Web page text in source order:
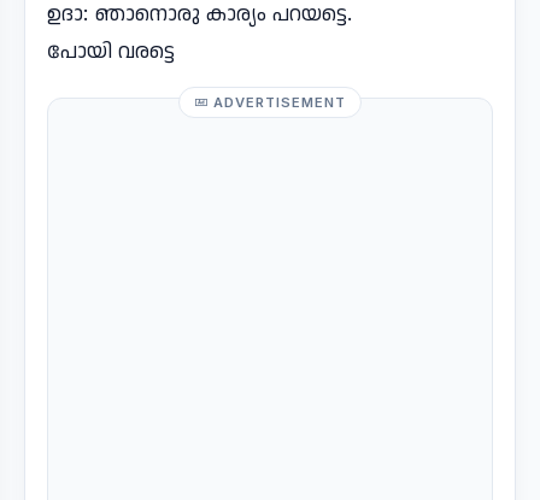
ഉദാ: ഞാനൊരു കാര്യം പറയട്ടെ.
പോയി വരട്ടെ
ADVERTISEMENT